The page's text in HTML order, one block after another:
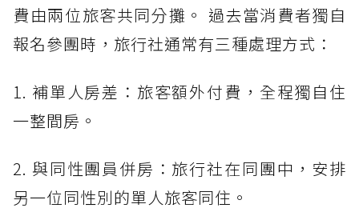
費由兩位旅客共同分攤。 過去當消費者獨自
報名參團時，旅行社通常有三種處理方式：
1. 補單人房差：旅客額外付費，全程獨自住
一整間房。
2. 與同性團員併房：旅行社在同團中，安排
另一位同性別的單人旅客同住。